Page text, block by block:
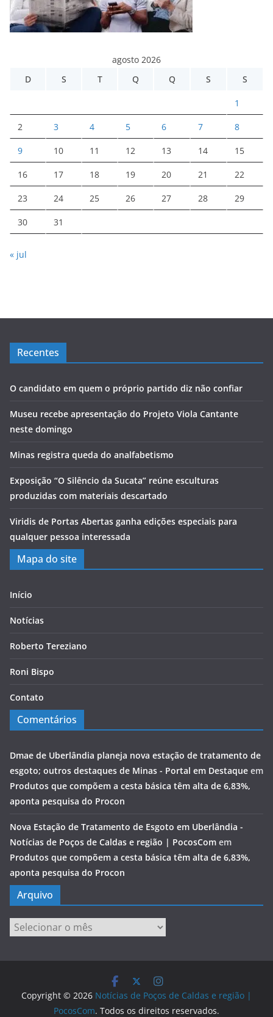
agosto 2026
D
S T Q Q S S
1
2 3 4 5 6 7 8
9 10 11 12 13 14 15
16 17 18 19 20 21 22
23 24 25 26 27 28 29
30 31
« jul
Recentes
O candidato em quem o próprio partido diz não confiar
Museu recebe apresentação do Projeto Viola Cantante
neste domingo
Minas registra queda do analfabetismo
Exposição “O Silêncio da Sucata” reúne esculturas
produzidas com materiais descartado
Viridis de Portas Abertas ganha edições especiais para
qualquer pessoa interessada
Mapa do site
Início
Notícias
Roberto Tereziano
Roni Bispo
Contato
Comentários
Dmae de Uberlândia planeja nova estação de tratamento de
esgoto; outros destaques de Minas - Portal em Destaque em
Produtos que compõem a cesta básica têm alta de 6,83%,
aponta pesquisa do Procon
Nova Estação de Tratamento de Esgoto em Uberlândia -
Notícias de Poços de Caldas e região | PocosCom em
Produtos que compõem a cesta básica têm alta de 6,83%,
aponta pesquisa do Procon
Arquivo
Arquivo
Copyright © 2026 Notícias de Poços de Caldas e região |
PocosCom. Todos os direitos reservados.